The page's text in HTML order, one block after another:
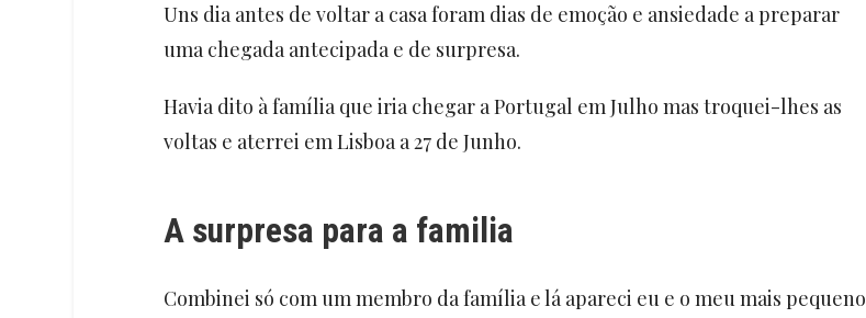
Uns dia antes de voltar a casa foram dias de emoção e ansiedade a preparar
uma chegada antecipada e de surpresa.
Havia dito à família que iria chegar a Portugal em Julho mas troquei-lhes as
voltas e aterrei em Lisboa a 27 de Junho.
A surpresa para a familia
Combinei só com um membro da família e lá apareci eu e o meu mais pequeno